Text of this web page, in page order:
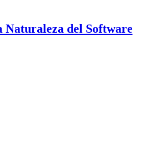
Naturaleza del Software